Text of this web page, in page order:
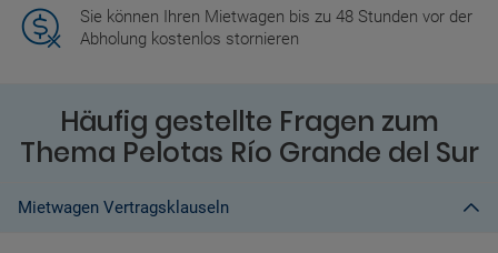
Sie können Ihren Mietwagen bis zu 48 Stunden vor der
Abholung kostenlos stornieren
Häufig gestellte Fragen zum
Thema Pelotas Río Grande del Sur
Mietwagen Vertragsklauseln